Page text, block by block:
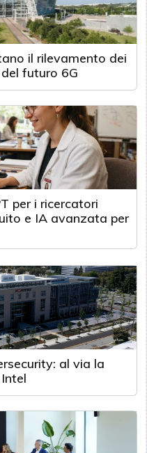
il rilevamento dei
futuro 6G
per i ricercatori
e IA avanzata per
al via la